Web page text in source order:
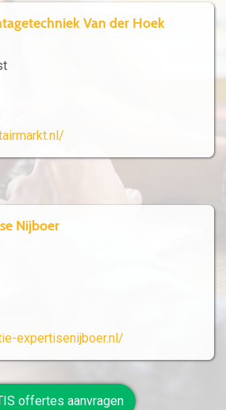
Van der Hoek
Nijboer
expertisenijboer.nl/
offertes aanvragen